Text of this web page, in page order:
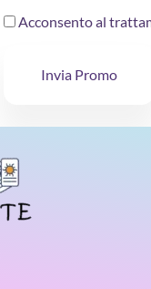
Acconsento al
Invia Promo